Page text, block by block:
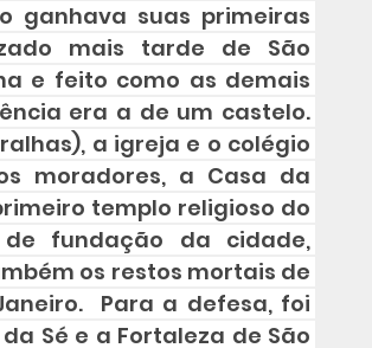
ganhava suas primeiras
mais tarde de São
e feito como as demais
era a de um castelo.
a igreja e o colégio
moradores, a Casa da
templo religioso do
fundação da cidade,
os restos mortais de
Para a defesa, foi
Sé e a Fortaleza de São